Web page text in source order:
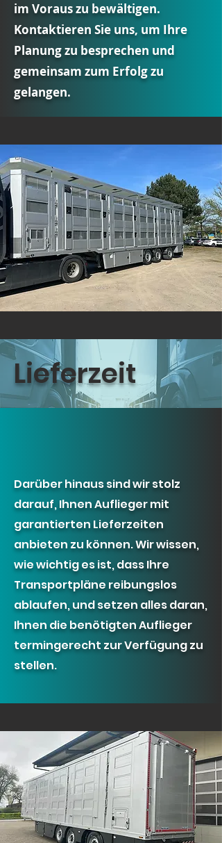
im Voraus zu bewältigen.
Kontaktieren Sie uns, um Ihre
Planung zu besprechen und
gemeinsam zum Erfolg zu
gelangen.
Lieferzeit
Darüber hinaus sind wir stolz
darauf, Ihnen Auflieger mit
garantierten Lieferzeiten
anbieten zu können. Wir wissen,
wie wichtig es ist, dass Ihre
Transportpläne reibungslos
ablaufen, und setzen alles daran,
Ihnen die benötigten Auflieger
termingerecht zur Verfügung zu
stellen.